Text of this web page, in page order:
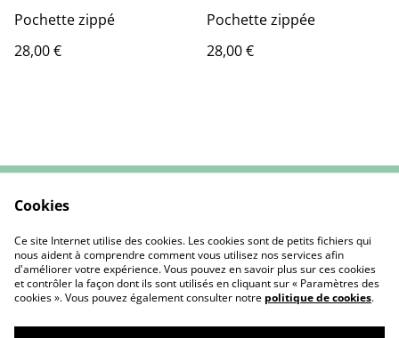
Pochette zippé
28,00 €
Pochette zippée
28,00 €
Mentions Légales
Politique de cookies
Cookies
Ce site Internet utilise des cookies. Les cookies sont de petits fichiers qui
nous aident à comprendre comment vous utilisez nos services afin
d'améliorer votre expérience. Vous pouvez en savoir plus sur ces cookies
et contrôler la façon dont ils sont utilisés en cliquant sur « Paramètres des
cookies ». Vous pouvez également consulter notre politique de cookies.